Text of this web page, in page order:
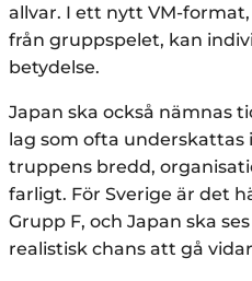
allvar. I ett nytt VM-
från gruppspelet, kan
betydelse.
Japan ska också nämnas
lag som ofta underskattas
truppens bredd,
farligt. För Sverige är det
Grupp F, och Japan ska
realistisk chans att gå